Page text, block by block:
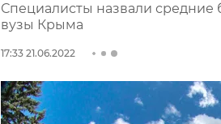
Специалисты назвали средние
вузы Крыма
17:33 21.06.2022